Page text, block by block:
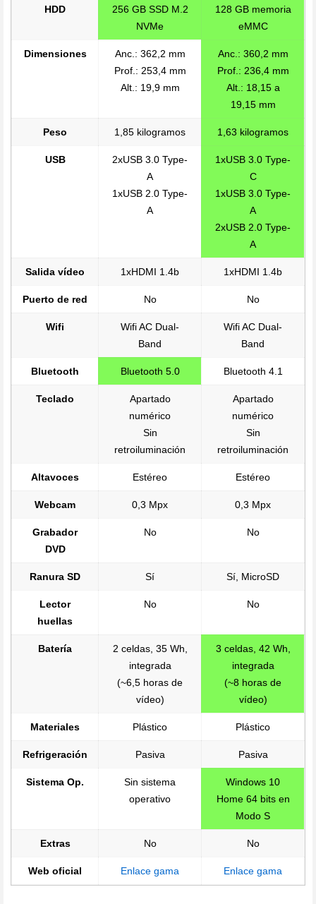
HDD
256 GB SSD M.2
NVMe
128 GB memoria
eMMC
Dimensiones
Anc.: 362,2 mm
Prof.: 253,4 mm
Alt.: 19,9 mm
Anc.: 360,2 mm
Prof.: 236,4 mm
Alt.: 18,15 a
19,15 mm
Peso 1,85 kilogramos 1,63 kilogramos
USB
2xUSB 3.0 Type-
A
1xUSB 2.0 Type-
A
1xUSB 3.0 Type-
C
1xUSB 3.0 Type-
A
2xUSB 2.0 Type-
A
Salida vídeo 1xHDMI 1.4b 1xHDMI 1.4b
Puerto de red No No
Wifi
Wifi AC Dual-
Band
Wifi AC Dual-
Band
Bluetooth Bluetooth 5.0 Bluetooth 4.1
Teclado
Apartado
numérico
Sin
retroiluminación
Apartado
numérico
Sin
retroiluminación
Altavoces Estéreo Estéreo
Webcam 0,3 Mpx 0,3 Mpx
Grabador
DVD
No No
Ranura SD Sí Sí, MicroSD
Lector
huellas
No No
Batería
2 celdas, 35 Wh,
integrada
(~6,5 horas de
vídeo)
3 celdas, 42 Wh,
integrada
(~8 horas de
vídeo)
Materiales Plástico Plástico
Refrigeración Pasiva Pasiva
Sistema Op.
Sin sistema
operativo
Windows 10
Home 64 bits en
Modo S
Extras No No
Web oficial Enlace gama Enlace gama